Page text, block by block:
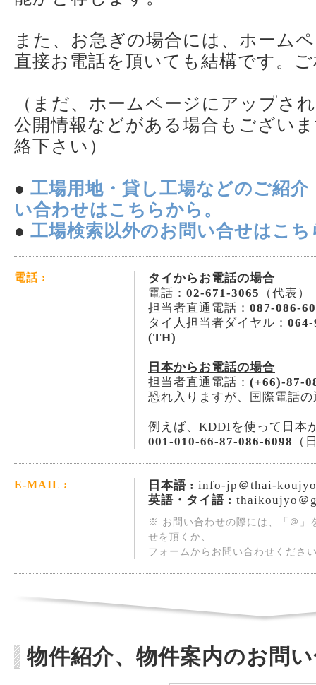
また、お急ぎの場合には、ホーム
直接お電話を頂いても結構です。
（まだ、ホームページにアップさ
公開情報などがある場合もござい
絡下さい）
● 工場用地・貸し工場などのご紹
い合わせはこちらから。
● 工場検索以外のお問い合せはこち
電話 :
タイからお電話の場合
電話： 02-671-3065 （代表）
担当者直通電話： 087-086-
タイ人担当者ダイヤル：
(TH)
日本からお電話の場合
担当者直通電話： (+66)-87-
恐れ入りますが、国際電話
例えば、KDDIを使って日本
001-010-66-87-086-6098 （
E-MAIL : 日本語 : info-jp＠thai-
英語・タイ語 : thaikoujyo＠
※ お問い合わせの際には、「＠」
せを頂くか、
フォームからお問い合わせくださ
物件紹介、物件案内のお問